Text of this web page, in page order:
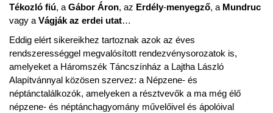
Tékozló fiú, aGábor Áron, az Erdély-menyegző, a Mundruc
vagy aVágják az erdei utat…
Eddig elért sikereikhez tartoznak azok az éves
rendszerességgel megvalósított rendezvénysorozatok is,
amelyeket a Háromszék Táncszínház a Lajtha László
Alapítvánnyal közösen szervez: a Népzene- és
néptánctalálkozók, amelyeken a résztvevők a ma még élő
népzene- és néptánchagyomány művelőivel és ápolóival